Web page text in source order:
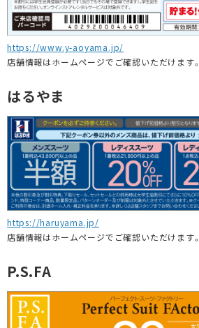
https://www.y-aoyama.jp/
店舗情報はホームページでご確認いただけます。
はるやま
https://haruyama.jp/
店舗情報はホームページでご確認いただけます。
P.S.FA